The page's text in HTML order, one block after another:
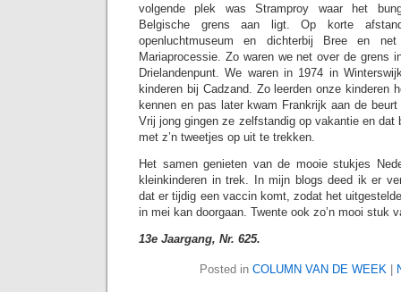
volgende plek was Stramproy waar het
Belgische grens aan ligt. Op korte
openluchtmuseum en dichterbij Bree en
Mariaprocessie. Zo waren we net over de grens
Drielandenpunt. We waren in 1974 in
kinderen bij Cadzand. Zo leerden onze kinderen
kennen en pas later kwam Frankrijk aan de
Vrij jong gingen ze zelfstandig op vakantie en dat
met z’n tweetjes op uit te trekken.
Het samen genieten van de mooie stukjes
kleinkinderen in trek. In mijn blogs deed ik er
dat er tijdig een vaccin komt, zodat het
in mei kan doorgaan. Twente ook zo’n mooi stuk
13e Jaargang, Nr. 625.
Posted in COLUMN VAN DE WEEK